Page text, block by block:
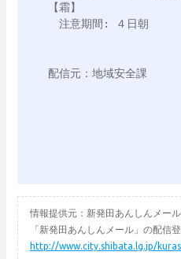
【霜】
注意期間: ４日朝
配信元：地域安全課
情報提供元：新発田あんしんメール
「新発田あんしんメール」の配信
http://www.city.shibata.lg.jp/